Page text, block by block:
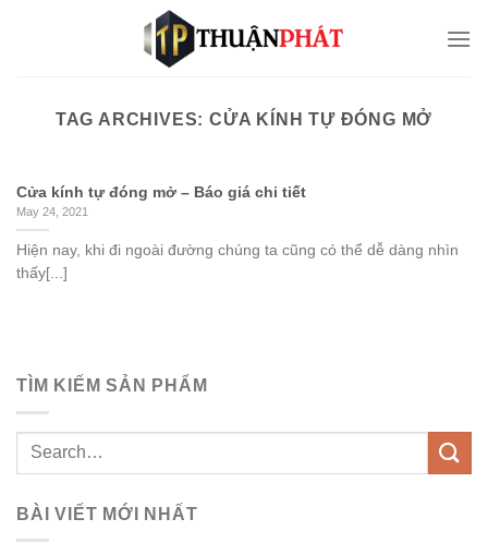
TAG ARCHIVES: CỬA KÍNH TỰ ĐÓNG MỞ
Cửa kính tự đóng mở – Báo giá chi tiết
May 24, 2021
Hiện nay, khi đi ngoài đường chúng ta cũng có thể dễ dàng nhìn
thấy[...]
TÌM KIẾM SẢN PHẨM
BÀI VIẾT MỚI NHẤT